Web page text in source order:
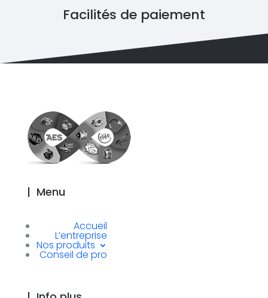
Facilités de paiement
| Menu
Accueil
L’entreprise
Nos produits
Conseil de pro